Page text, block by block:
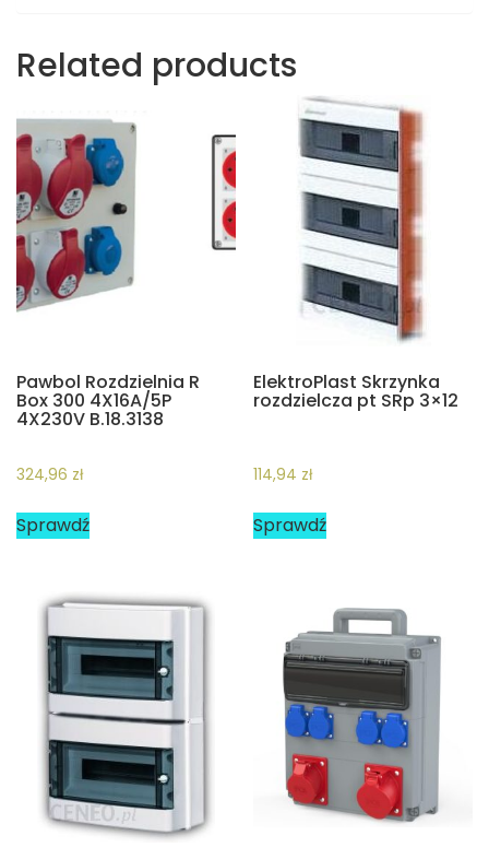
Related products
Pawbol Rozdzielnia R
Box 300 4X16A/5P
4X230V B.18.3138
324,96 zł
Sprawdź
ElektroPlast Skrzynka
rozdzielcza pt SRp 3×12
114,94 zł
Sprawdź